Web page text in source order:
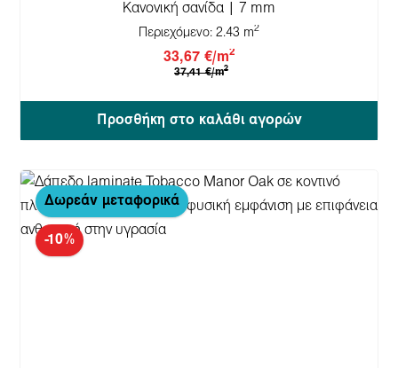
Κανονική σανίδα | 7 mm
Περιεχόμενο: 2.43 m2
33,67 €/m2
37,41 €/m2
Προσθήκη στο καλάθι αγορών
Δωρεάν μεταφορικά
-10%